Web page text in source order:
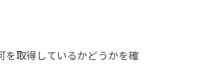
取得しているかどうかを確